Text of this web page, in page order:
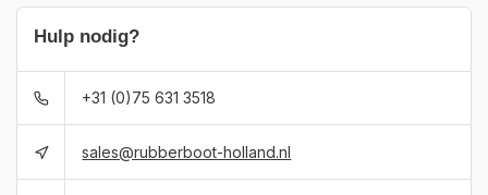
Hulp nodig?
+31 (0)75 631 3518
sales@rubberboot-holland.nl